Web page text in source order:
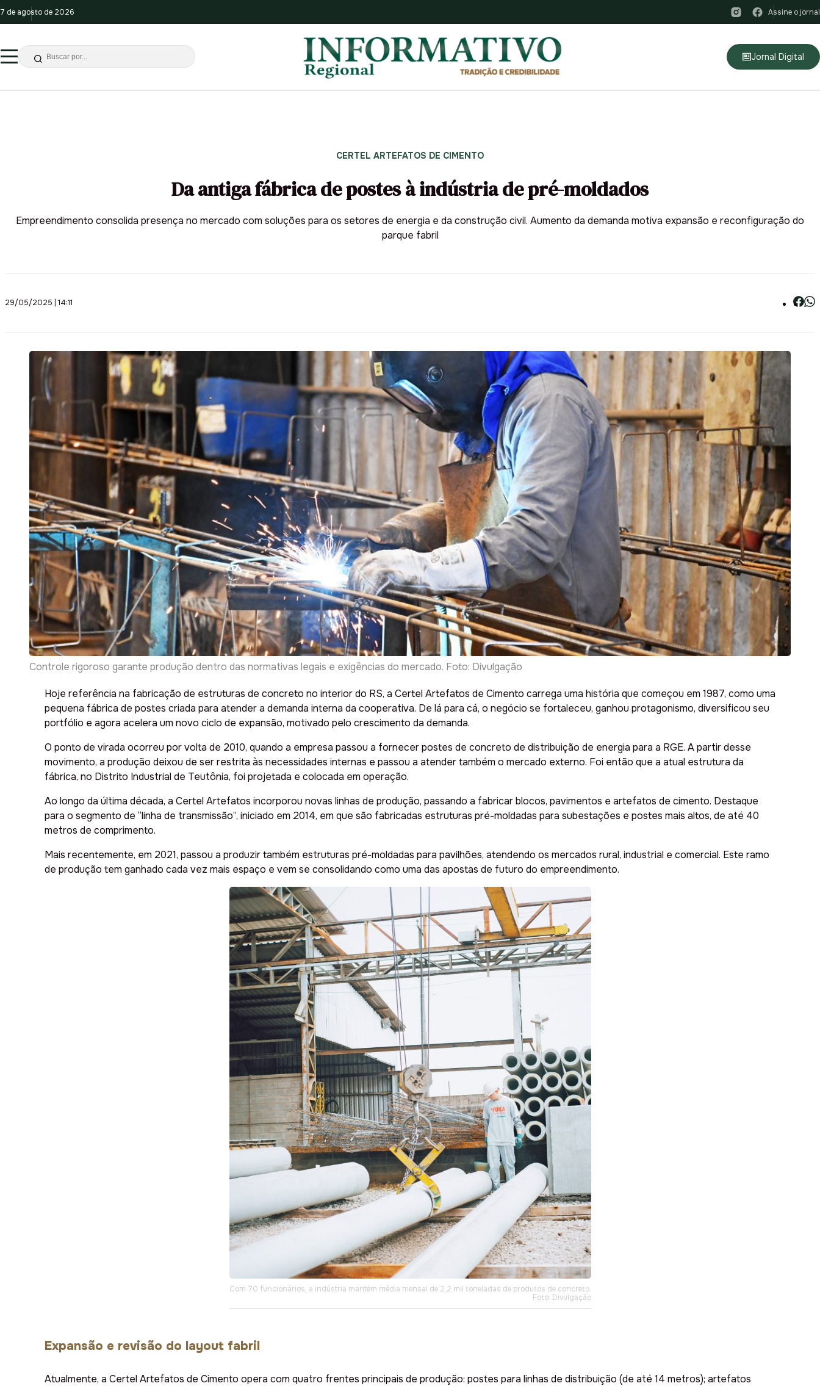
7 de agosto de 2026 Assine o jornal
Jornal Digital
CERTEL ARTEFATOS DE CIMENTO
Da antiga fábrica de postes à indústria de pré-moldados
Empreendimento consolida presença no mercado com soluções para os setores de energia e da construção civil. Aumento da demanda motiva expansão e reconfiguração do
parque fabril
29/05/2025 | 14:11
Controle rigoroso garante produção dentro das normativas legais e exigências do mercado. Foto: Divulgação
Hoje referência na fabricação de estruturas de concreto no interior do RS, a Certel Artefatos de Cimento carrega uma história que começou em 1987, como uma
pequena fábrica de postes criada para atender a demanda interna da cooperativa. De lá para cá, o negócio se fortaleceu, ganhou protagonismo, diversificou seu
portfólio e agora acelera um novo ciclo de expansão, motivado pelo crescimento da demanda.
O ponto de virada ocorreu por volta de 2010, quando a empresa passou a fornecer postes de concreto de distribuição de energia para a RGE. A partir desse
movimento, a produção deixou de ser restrita às necessidades internas e passou a atender também o mercado externo. Foi então que a atual estrutura da
fábrica, no Distrito Industrial de Teutônia, foi projetada e colocada em operação.
Ao longo da última década, a Certel Artefatos incorporou novas linhas de produção, passando a fabricar blocos, pavimentos e artefatos de cimento. Destaque
para o segmento de “linha de transmissão”, iniciado em 2014, em que são fabricadas estruturas pré-moldadas para subestações e postes mais altos, de até 40
metros de comprimento.
Mais recentemente, em 2021, passou a produzir também estruturas pré-moldadas para pavilhões, atendendo os mercados rural, industrial e comercial. Este ramo
de produção tem ganhado cada vez mais espaço e vem se consolidando como uma das apostas de futuro do empreendimento.
Com 70 funcionários, a indústria mantém média mensal de 2,2 mil toneladas de produtos de concreto.
Foto: Divulgação
Expansão e revisão do layout fabril
Atualmente, a Certel Artefatos de Cimento opera com quatro frentes principais de produção: postes para linhas de distribuição (de até 14 metros); artefatos